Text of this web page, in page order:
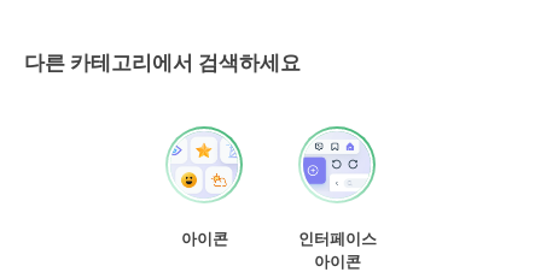
다른 카테고리에서 검색하세요
아이콘
인터페이스
아이콘